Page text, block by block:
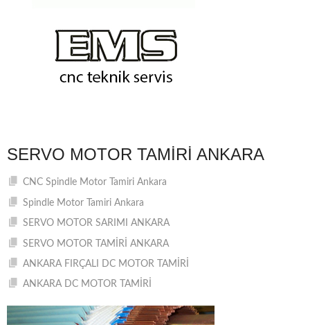
SERVO MOTOR TAMIRI ANKARA
CNC Spindle Motor Tamiri Ankara
Spindle Motor Tamiri Ankara
SERVO MOTOR SARIMI ANKARA
SERVO MOTOR TAMİRİ ANKARA
ANKARA FIRÇALI DC MOTOR TAMİRİ
ANKARA DC MOTOR TAMİRİ